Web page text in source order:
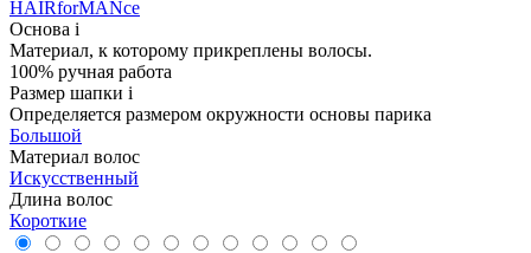
HAIRforMANce
Основа i
Материал, к которому прикреплены волосы.
100% ручная работа
Размер шапки i
Определяется размером окружности основы парика
Большой
Материал волос
Искусственный
Длина волос
Короткие